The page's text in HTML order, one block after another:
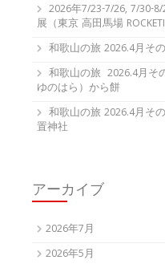
2026年7/23-7/26, 7/30-
展（東京 高田馬場
和歌山の旅 2026.4月
和歌山の旅 2026.4月
ゆのはら）から餅
和歌山の旅 2026.4月そ
置神社
アーカイブ
2026年7月
2026年5月